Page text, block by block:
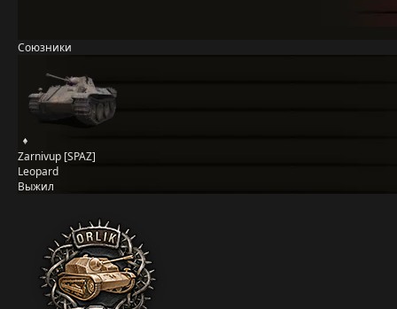
Союзники
Zarnivup [SPAZ]
Leopard
Выжил